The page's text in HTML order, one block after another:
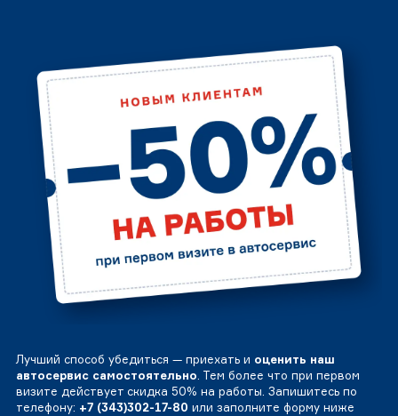
Лучший способ убедиться — приехать и оценить наш
автосервис самостоятельно. Тем более что при первом
визите действует скидка 50% на работы. Запишитесь по
телефону: +7 (343)302-17-80 или заполните форму ниже